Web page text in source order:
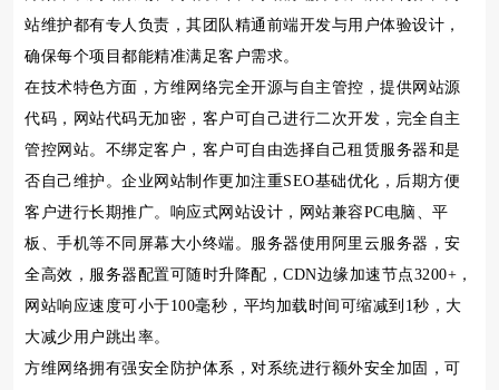
站维护都有专人负责，其团队精通前端开发与用户体验设计，
确保每个项目都能精准满足客户需求。
在技术特色方面，方维网络完全开源与自主管控，提供网站源
代码，网站代码无加密，客户可自己进行二次开发，完全自主
管控网站。不绑定客户，客户可自由选择自己租赁服务器和是
否自己维护。企业网站制作更加注重SEO基础优化，后期方便
客户进行长期推广。响应式网站设计，网站兼容PC电脑、平
板、手机等不同屏幕大小终端。服务器使用阿里云服务器，安
全高效，服务器配置可随时升降配，CDN边缘加速节点3200+，
网站响应速度可小于100毫秒，平均加载时间可缩减到1秒，大
大减少用户跳出率。
方维网络拥有强安全防护体系，对系统进行额外安全加固，可